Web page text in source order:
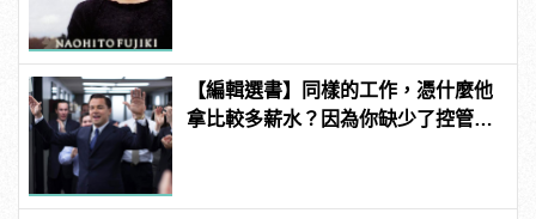
【編輯選書】同樣的工作，憑什麼他
拿比較多薪水？因為你缺少了控管